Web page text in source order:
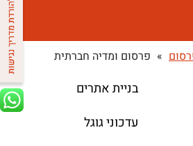
» פרסום ומדיה חברתית
בניית אתרים
עדכוני גוגל